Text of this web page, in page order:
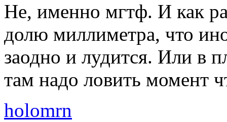
Не, именно мгтф. И как
долю миллиметра, что
заодно и лудится. Или в
там надо ловить момент
holomrn